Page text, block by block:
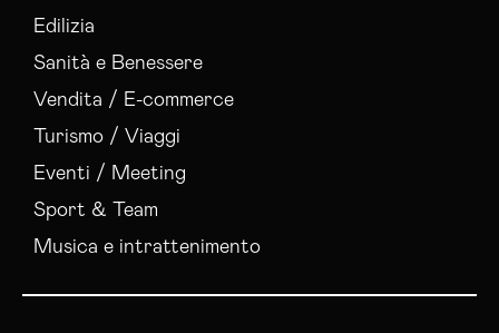
Gestione Social Media Bologna
Social Media Advertising Bologna
Social Media Manager Bologna
Sviluppo Ecommerce Bologna
Web Agency Bologna
Edilizia
Sanità e Benessere
Vendita / E-commerce
Turismo / Viaggi
Eventi / Meeting
Sport & Team
Musica e intrattenimento